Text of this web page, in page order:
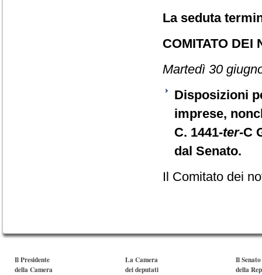
La seduta
COMITATO DEI
Martedì 30
Disposizioni
imprese,
C. 1441-ter-C
dal Senato.
Il Comitato dei
Il Presidente
della Camera
La Camera
dei deputati
Il Senato
della